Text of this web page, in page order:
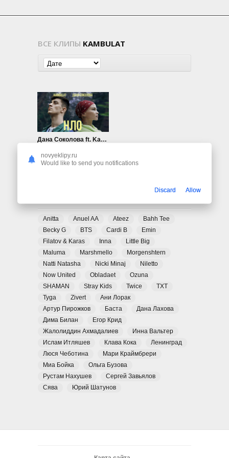
ВСЕ КЛИПЫ KAMBULAT
Дана Соколова ft. Kambulat — НЛО
Anitta Anuel AA Ateez
Bahh Tee
Becky G
BTS Cardi B
Emin
Filatov & Karas
Inna
Little Big
Maluma
Marshmello
Morgenshtern
Natti Natasha
Nicki Minaj
Niletto
Now United
Obladaet
Ozuna
SHAMAN
Stray Kids Twice
TXT
Tyga
Zivert
Ани Лорак
Артур Пирожков
Баста
Дана Лахова
Дима Билан
Егор Крид
Жалолиддин Ахмадалиев
Инна Вальтер
Ислам Итляшев
Клава Кока
Ленинград
Люся Чеботина
Мари Краймбрери
Миа Бойка
Ольга Бузова
Рустам Нахушев
Сергей Завьялов
Сява
Юрий Шатунов
novyeklipy.ru
Would like to send you notifications
Discard Allow